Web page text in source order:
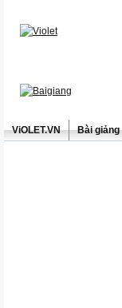
ViOLET.VN Bài giảng